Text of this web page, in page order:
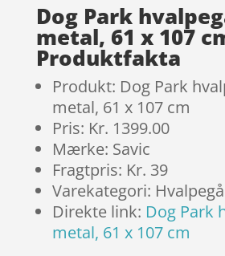
Dog Park
metal, 61 x 107
Produktfakta
Produkt: Dog Park
metal, 61 x 107 cm
Pris: Kr. 1399.00
Mærke: Savic
Fragtpris: Kr. 39
Varekategori:
Direkte link: Dog Park
metal, 61 x 107 cm